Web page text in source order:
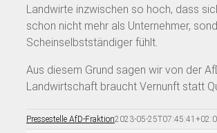
Landwirte inzwischen so hoch, dass
schon nicht mehr als Unternehmer,
Scheinselbstständiger fühlt.
Aus diesem Grund sagen wir von der
Landwirtschaft braucht Vernunft statt
Pressestelle AfD-Fraktion2023-05-